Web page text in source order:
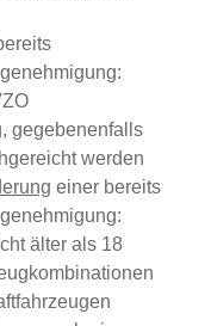
gegebenenfalls
werden
einer bereits
älter als 18